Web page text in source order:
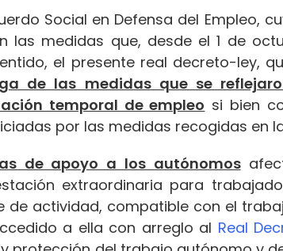
Social en Defensa del Empleo,
las medidas que, desde el 1 de
el presente real decreto-ley,
de las medidas que se
temporal de empleo si bien
por las medidas recogidas en
de apoyo a los autónomos
extraordinaria para
actividad, compatible con el
a ella con arreglo al Real